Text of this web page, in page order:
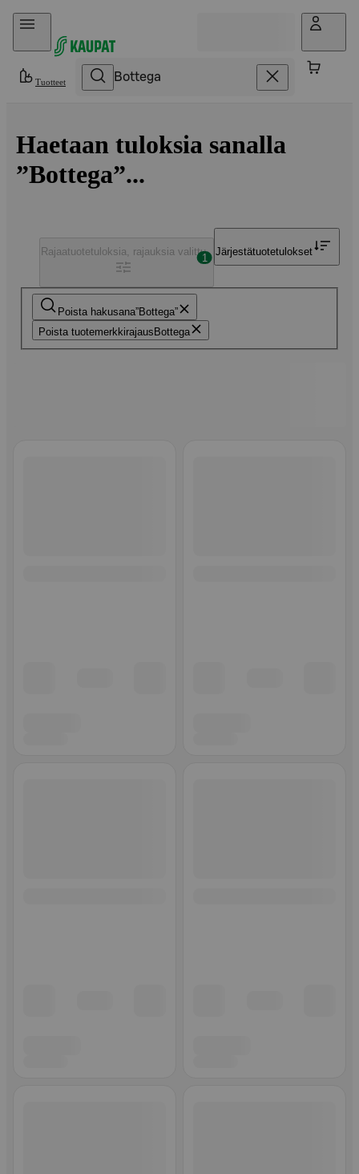
Hyppää sisältöön
Tuotteet
Haetaan tuloksia sanalla
”Bottega”...
Poista hakusana Bottega
Poista tuotemerkkirajaus Bottega
Rajaatuotetuloksia, rajauksia valittu
1
Järjestätuotetulokset